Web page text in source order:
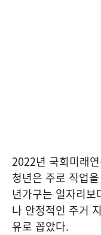
2022년 국회미래
청년은 주로 직업
년가구는 일자리
나 안정적인 주거
유로 꼽았다.